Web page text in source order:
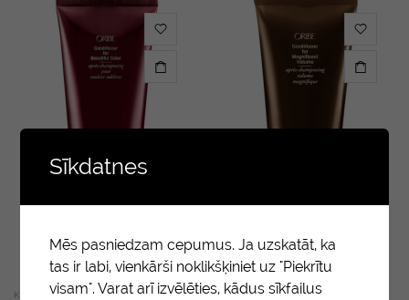
KONDICIONIERI KONDICIONIERI
Sīkdatnes
Mēs pasniedzam cepumus. Ja uzskatāt, ka
tas ir labi, vienkārši noklikšķiniet uz "Piekrītu
visam". Varat arī izvēlēties, kādus sīkfailus